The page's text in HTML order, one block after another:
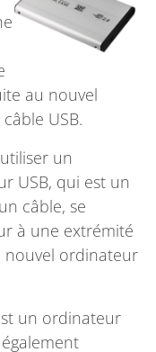
au nouvel
USB.
un
USB, qui est un
câble, se
à une extrémité
nouvel ordinateur
un ordinateur